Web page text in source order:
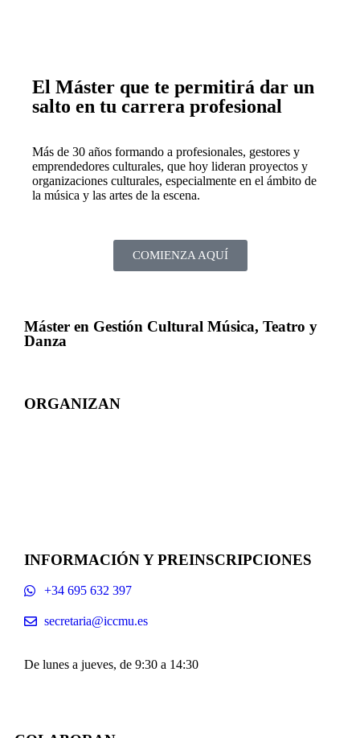
El Máster que te permitirá dar un
salto en tu carrera profesional
Más de 30 años formando a profesionales, gestores y
emprendedores culturales, que hoy lideran proyectos y
organizaciones culturales, especialmente en el ámbito de
la música y las artes de la escena.
COMIENZA AQUÍ
Máster en Gestión Cultural Música, Teatro y
Danza
ORGANIZAN
INFORMACIÓN Y PREINSCRIPCIONES
+34 695 632 397
secretaria@iccmu.es
De lunes a jueves, de 9:30 a 14:30